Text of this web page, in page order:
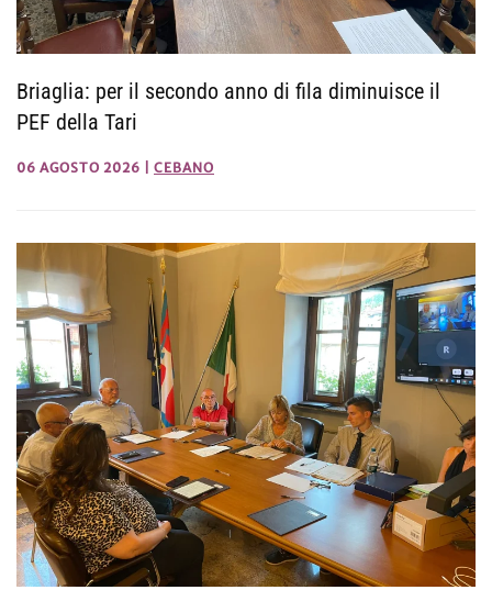
Briaglia: per il secondo anno di fila diminuisce il
PEF della Tari
06 AGOSTO 2026 CEBANO